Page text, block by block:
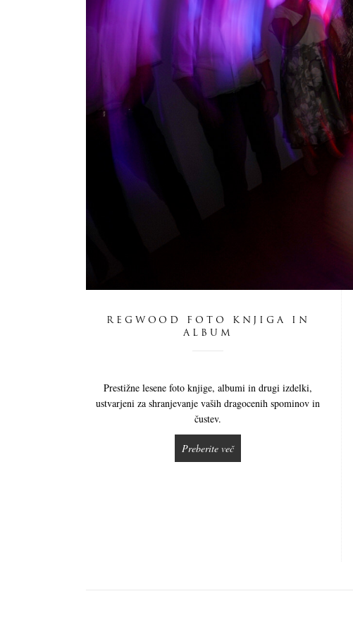
REGWOOD FOTO KNJIGA IN
ALBUM
Prestižne lesene foto knjige, albumi in drugi izdelki,
ustvarjeni za shranjevanje vaših dragocenih spominov in
čustev.
Preberite več